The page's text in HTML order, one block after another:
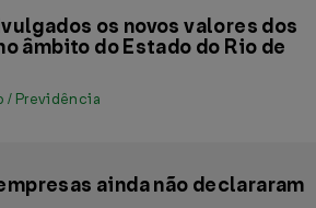
os novos valores dos
âmbito do Estado do Rio de
/ Previdência
ainda não declararam